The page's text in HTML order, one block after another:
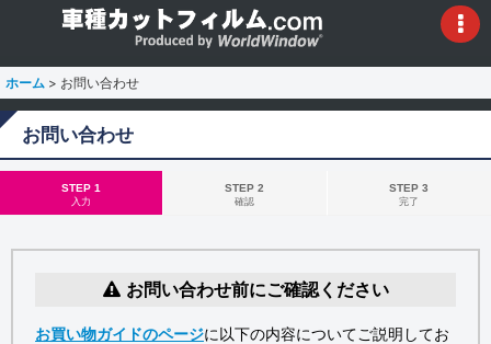
ホーム > お問い合わせ
お問い合わせ
STEP 1
入力
STEP 2
確認
STEP 3
完了
お問い合わせ前にご確認ください
お買い物ガイドのページに以下の内容についてご説明してお